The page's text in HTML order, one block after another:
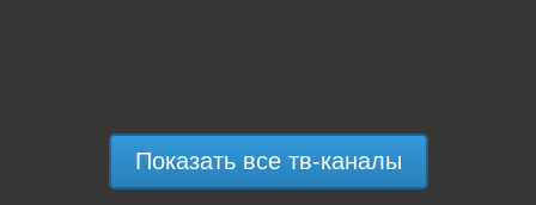
Показать все тв-каналы